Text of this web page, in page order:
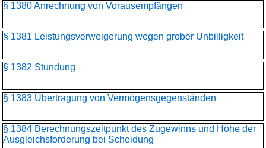
§ 1380 Anrechnung von Vorausempfängen
§ 1381 Leistungsverweigerung wegen grober Unbilligkeit
§ 1382 Stundung
§ 1383 Übertragung von Vermögensgegenständen
§ 1384 Berechnungszeitpunkt des Zugewinns und Höhe der
Ausgleichsforderung bei Scheidung